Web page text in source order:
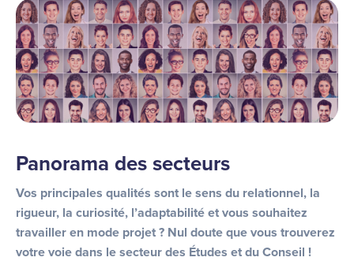
Panorama des secteurs
Vos principales qualités sont le sens du relationnel, la
rigueur, la curiosité, l’adaptabilité et vous souhaitez
travailler en mode projet ? Nul doute que vous trouverez
votre voie dans le secteur des Études et du Conseil !